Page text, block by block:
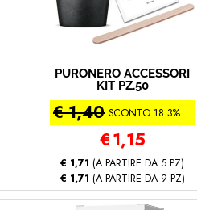
PURONERO ACCESSORI
KIT PZ.50
€ 1,40 SCONTO 18.3%
€1,15
€ 1,71 (A PARTIRE DA 5 PZ)
€ 1,71 (A PARTIRE DA 9 PZ)